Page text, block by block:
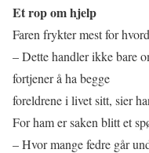
Et rop om hjelp
Faren frykter mest for
– Dette handler ikke bare
fortjener å ha begge
foreldrene i livet sitt, sier
For ham er saken blitt et
– Hvor mange fedre går